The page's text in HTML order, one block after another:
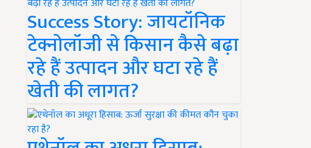
Success Story: जायटॉनिक
टेक्नोलॉजी से किसान कैसे बढ़ा
रहे हैं उत्पादन और घटा रहे हैं
खेती की लागत?